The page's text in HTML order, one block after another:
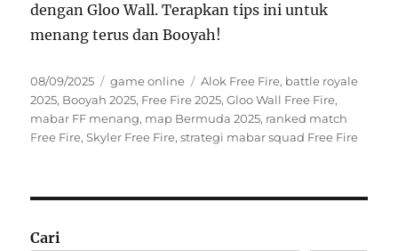
dengan Gloo Wall. Terapkan tips ini untuk
menang terus dan Booyah!
Posted
on
08/09/2025 Categories
game online Tags
Alok Free Fire, battle royale
2025, Booyah 2025, Free Fire 2025,Gloo Wall Free Fire,
mabar FF menang, map Bermuda 2025, ranked match
Free Fire,Skyler Free Fire,strategi mabar squad Free Fire
Cari